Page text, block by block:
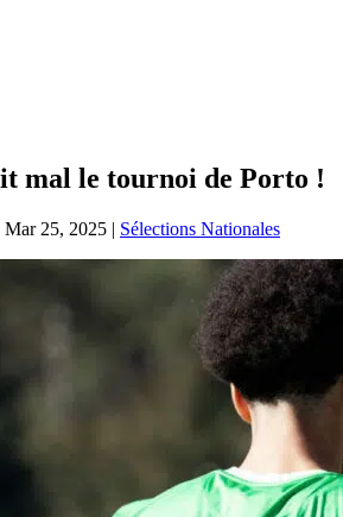
mal le tournoi de Porto !
Mar 25, 2025 | Sélections Nationales